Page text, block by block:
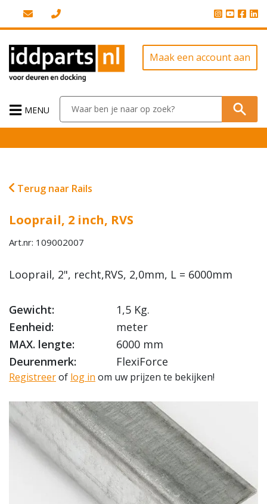
Maak een account aan
MENU
Terug naar Rails
Looprail, 2 inch, RVS
Art.nr: 109002007
Looprail, 2", recht,RVS, 2,0mm, L = 6000mm
Gewicht:
1,5 Kg.
Eenheid:
meter
MAX. lengte:
6000 mm
Deurenmerk:
FlexiForce
Registreerof log in om uw prijzen te bekijken!